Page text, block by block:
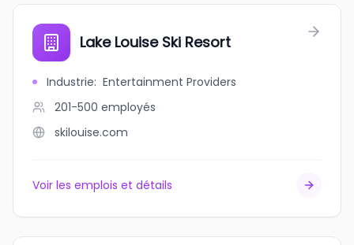
Lake Louise Ski Resort
Industrie: Entertainment Providers
201-500 employés
skilouise.com
Voir les emplois et détails